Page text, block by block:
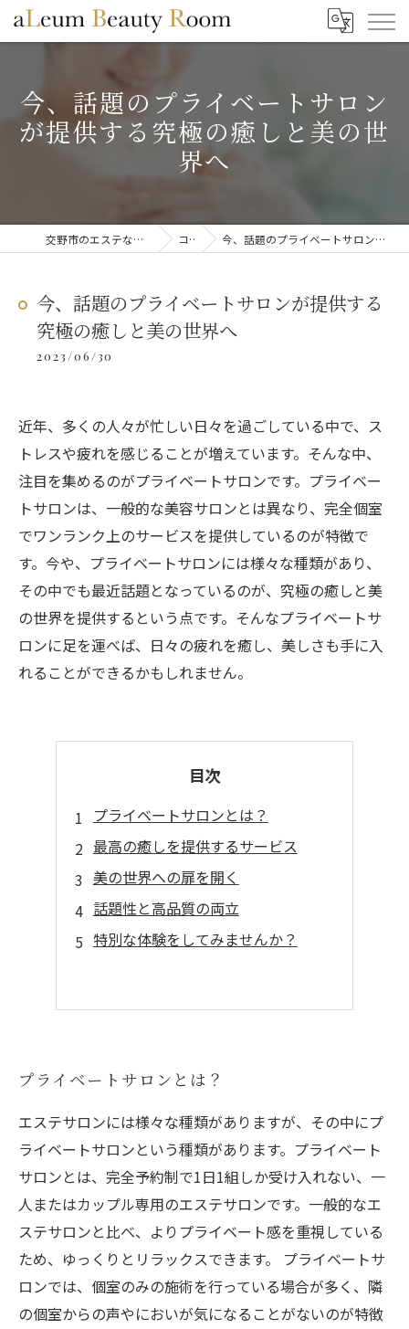
今、話題のプライベートサロン
が提供する究極の癒しと美の世
界へ
交野市のエステならaLeum Beauty Room コラム 今、話題のプライベートサロンが提供する究極の癒しと美の世界へ
今、話題のプライベートサロンが提供する
究極の癒しと美の世界へ
2023/06/30
近年、多くの人々が忙しい日々を過ごしている中で、ス
トレスや疲れを感じることが増えています。そんな中、
注目を集めるのがプライベートサロンです。プライベー
トサロンは、一般的な美容サロンとは異なり、完全個室
でワンランク上のサービスを提供しているのが特徴で
す。今や、プライベートサロンには様々な種類があり、
その中でも最近話題となっているのが、究極の癒しと美
の世界を提供するという点です。そんなプライベートサ
ロンに足を運べば、日々の疲れを癒し、美しさも手に入
れることができるかもしれません。
目次
プライベートサロンとは？
最高の癒しを提供するサービス
美の世界への扉を開く
話題性と高品質の両立
特別な体験をしてみませんか？
プライベートサロンとは？
エステサロンには様々な種類がありますが、その中にプ
ライベートサロンという種類があります。プライベート
サロンとは、完全予約制で1日1組しか受け入れない、一
人またはカップル専用のエステサロンです。一般的なエ
ステサロンと比べ、よりプライベート感を重視している
ため、ゆっくりとリラックスできます。 プライベートサ
ロンでは、個室のみの施術を行っている場合が多く、隣
の個室からの声やにおいが気になることがないのが特徴